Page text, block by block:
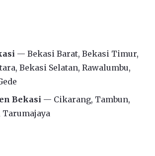
— Bekasi Barat, Bekasi Timur,
Bekasi Selatan, Rawalumbu,
Bekasi — Cikarang, Tambun,
Tarumajaya